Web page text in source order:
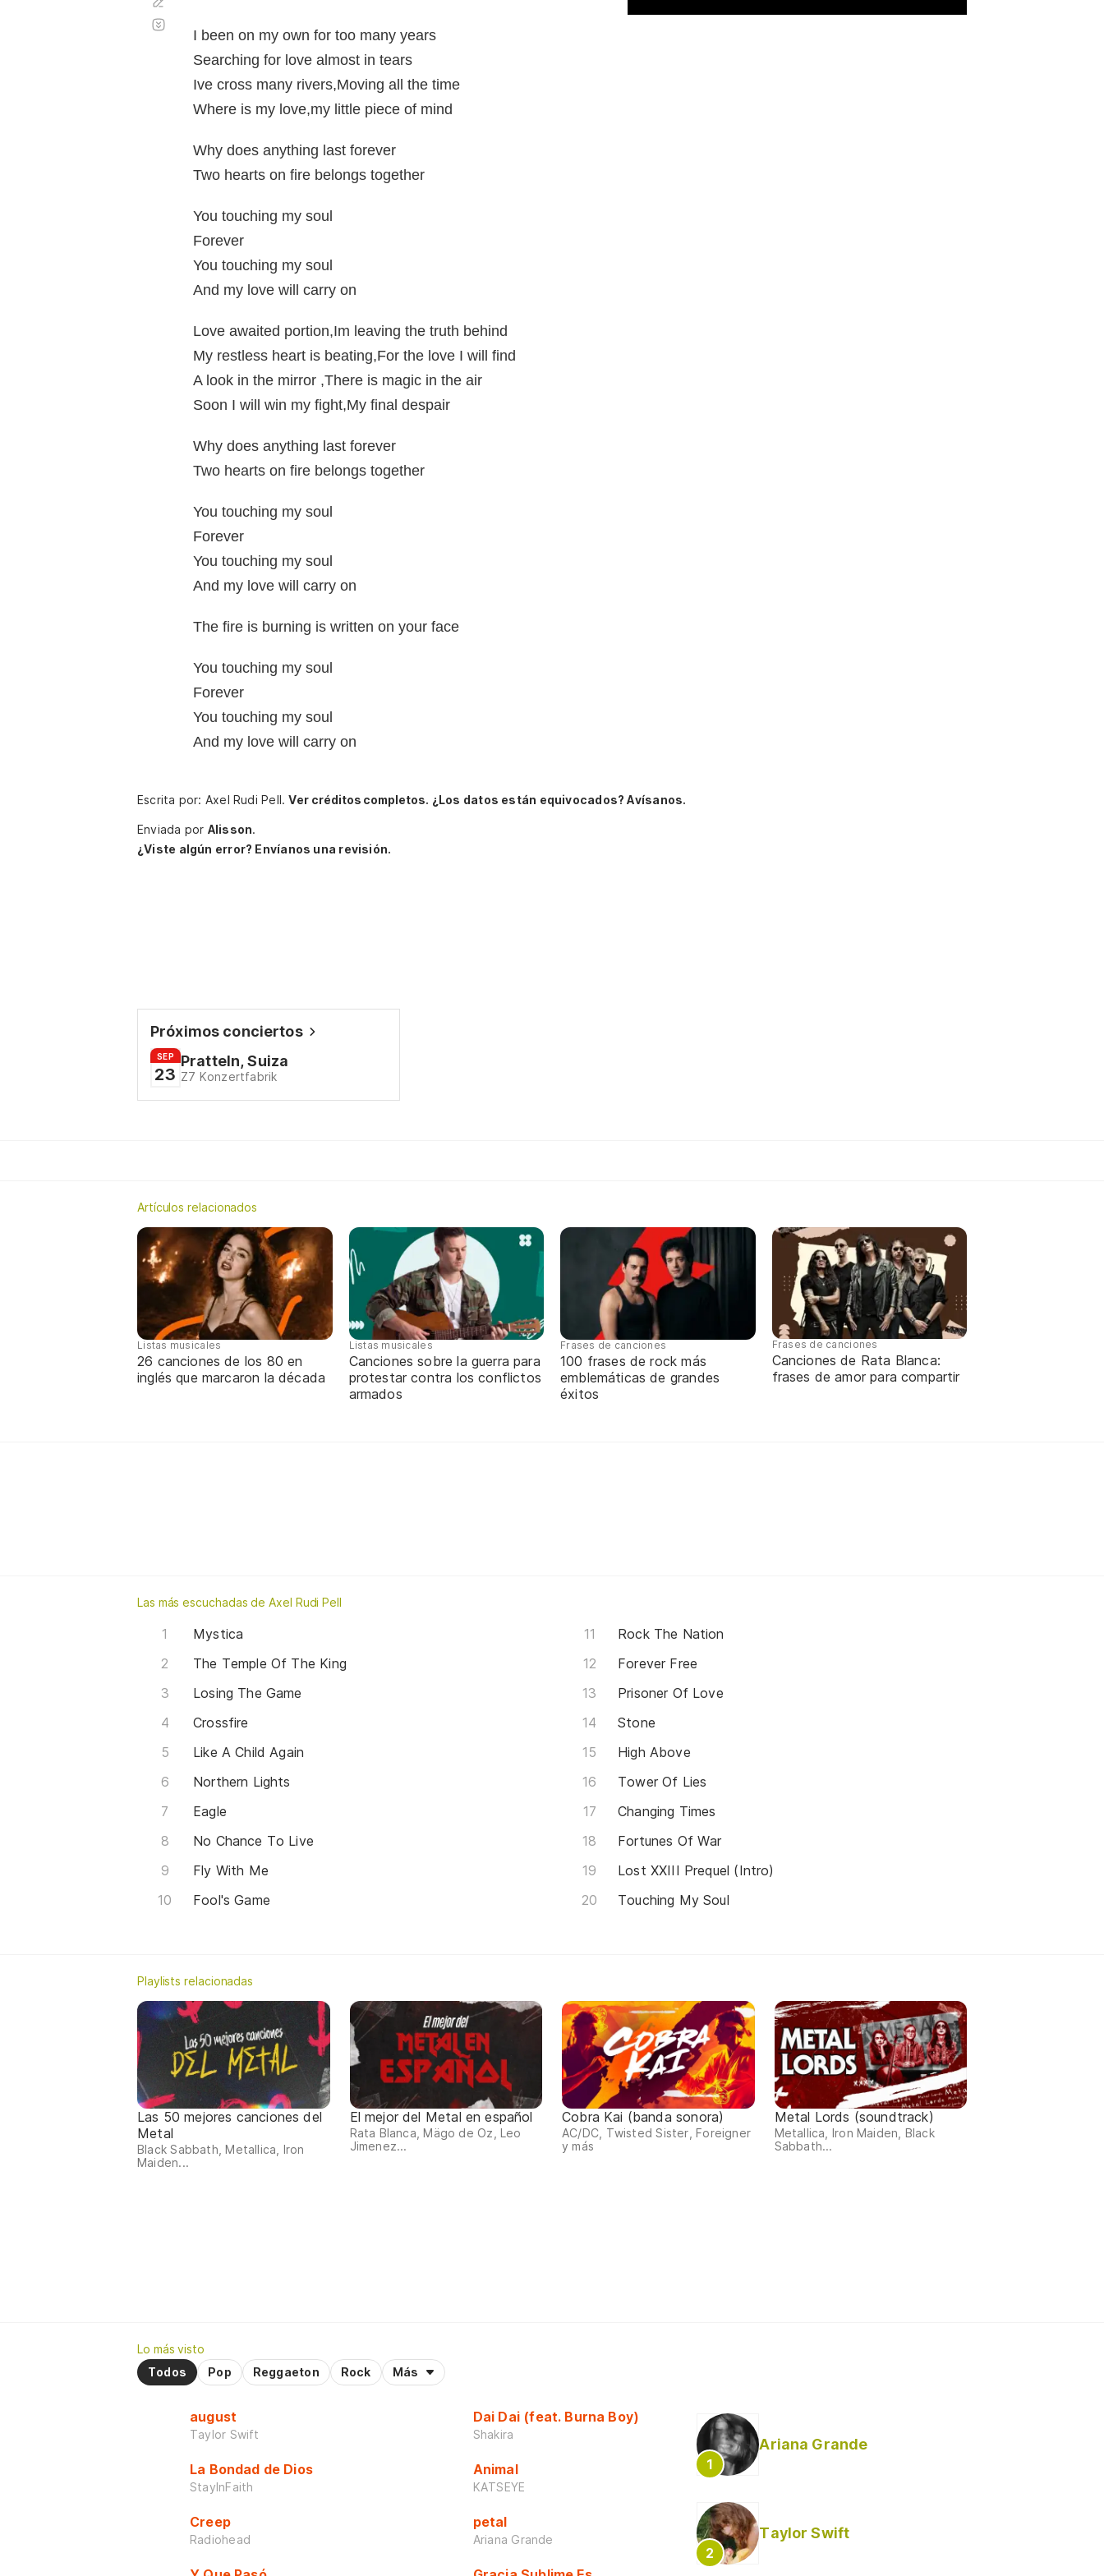
I been on my own for too many years
Searching for love almost in tears
Ive cross many rivers,Moving all the time
Where is my love,my little piece of mind
Why does anything last forever
Two hearts on fire belongs together
You touching my soul
Forever
You touching my soul
And my love will carry on
Love awaited portion,Im leaving the truth behind
My restless heart is beating,For the love I will find
A look in the mirror ,There is magic in the air
Soon I will win my fight,My final despair
Why does anything last forever
Two hearts on fire belongs together
You touching my soul
Forever
You touching my soul
And my love will carry on
The fire is burning is written on your face
You touching my soul
Forever
You touching my soul
And my love will carry on
automático
Escrita por: Axel Rudi Pell.Ver créditos completos. ¿Los datos están equivocados? Avísanos.
Enviada por Alisson.
¿Viste algún error? Envíanos una revisión.
Próximos conciertos
SEP
23
Pratteln, Suiza
Z7 Konzertfabrik
Artículos relacionados
Listas musicales
26 canciones de los 80 en
inglés que marcaron la década
Listas musicales
Canciones sobre la guerra para
protestar contra los conflictos
armados
Frases de canciones
100 frases de rock más
emblemáticas de grandes
éxitos
Frases de canciones
Canciones de Rata Blanca:
frases de amor para compartir
Las más escuchadas de Axel Rudi Pell
Mystica
The Temple Of The King
Losing The Game
Crossfire
Like A Child Again
Northern Lights
Eagle
No Chance To Live
Fly With Me
Fool's Game
Rock The Nation
Forever Free
Prisoner Of Love
Stone
High Above
Tower Of Lies
Changing Times
Fortunes Of War
Lost XXIII Prequel (Intro)
Touching My Soul
Playlists relacionadas
Las 50 mejores canciones del
Metal
Black Sabbath, Metallica, Iron
Maiden...
El mejor del Metal en español
Rata Blanca, Mägo de Oz, Leo
Jimenez...
Cobra Kai (banda sonora)
AC/DC, Twisted Sister, Foreigner
y más
Metal Lords (soundtrack)
Metallica, Iron Maiden, Black
Sabbath...
Lo más visto
Todos
Pop Reggaeton Rock Más
august
Taylor Swift
La Bondad de Dios
StayInFaith
Creep
Radiohead
Dai Dai (feat. Burna Boy)
Shakira
Animal
KATSEYE
petal
Ariana Grande
Ariana Grande
Taylor Swift